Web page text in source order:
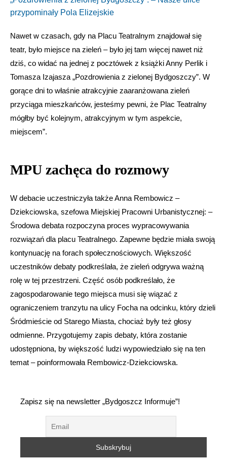
przypominały Pola Elizejskie
Nawet w czasach, gdy na Placu Teatralnym znajdował się
teatr, było miejsce na zieleń – było jej tam więcej nawet niż
dziś, co widać na jednej z pocztówek z książki Anny Perlik i
Tomasza Izajasza „Pozdrowienia z zielonej Bydgoszczy”. W
gorące dni to właśnie atrakcyjnie zaaranżowana zieleń
przyciąga mieszkańców, jesteśmy pewni, że Plac Teatralny
mógłby być kolejnym, atrakcyjnym w tym aspekcie,
miejscem”.
MPU zachęca do rozmowy
W debacie uczestniczyła także Anna Rembowicz –
Dziekciowska, szefowa Miejskiej Pracowni Urbanistycznej: –
Środowa debata rozpoczyna proces wypracowywania
rozwiązań dla placu Teatralnego. Zapewne będzie miała swoją
kontynuację na forach społecznościowych. Większość
uczestników debaty podkreślała, że zieleń odgrywa ważną
rolę w tej przestrzeni. Część osób podkreślało, że
zagospodarowanie tego miejsca musi się wiązać z
ograniczeniem tranzytu na ulicy Focha na odcinku, który dzieli
Śródmieście od Starego Miasta, chociaż były też głosy
odmienne. Przygotujemy zapis debaty, która zostanie
udostępniona, by większość ludzi wypowiedziało się na ten
temat – poinformowała Rembowicz-Dziekciowska.
Zapisz się na newsletter „Bydgoszcz Informuje”!